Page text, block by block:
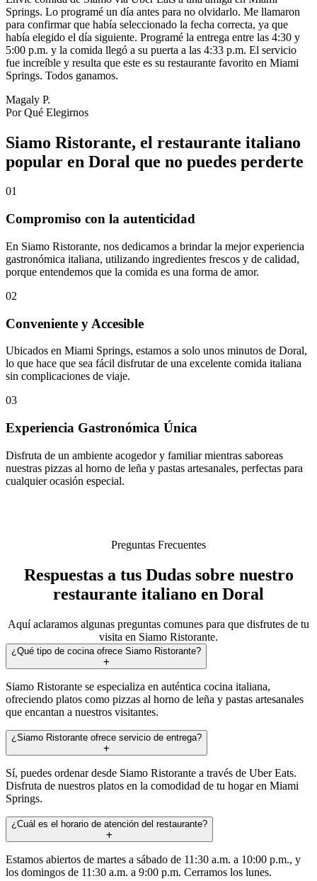
Springs. Lo programé un día antes para no olvidarlo. Me llamaron
para confirmar que había seleccionado la fecha correcta, ya que
había elegido el día siguiente. Programé la entrega entre las 4:30 y
5:00 p.m. y la comida llegó a su puerta a las 4:33 p.m. El servicio
fue increíble y resulta que este es su restaurante favorito en Miami
Springs. Todos ganamos.
Magaly P.
Por Qué Elegirnos
Siamo Ristorante, el restaurante italiano
popular en Doral que no puedes perderte
01
Compromiso con la autenticidad
En Siamo Ristorante, nos dedicamos a brindar la mejor experiencia
gastronómica italiana, utilizando ingredientes frescos y de calidad,
porque entendemos que la comida es una forma de amor.
02
Conveniente y Accesible
Ubicados en Miami Springs, estamos a solo unos minutos de Doral,
lo que hace que sea fácil disfrutar de una excelente comida italiana
sin complicaciones de viaje.
03
Experiencia Gastronómica Única
Disfruta de un ambiente acogedor y familiar mientras saboreas
nuestras pizzas al horno de leña y pastas artesanales, perfectas para
cualquier ocasión especial.
Preguntas Frecuentes
Respuestas a tus Dudas sobre nuestro
restaurante italiano en Doral
Aquí aclaramos algunas preguntas comunes para que disfrutes de tu
visita en Siamo Ristorante.
¿Qué tipo de cocina ofrece Siamo Ristorante?
Siamo Ristorante se especializa en auténtica cocina italiana,
ofreciendo platos como pizzas al horno de leña y pastas artesanales
que encantan a nuestros visitantes.
¿Siamo Ristorante ofrece servicio de entrega?
Sí, puedes ordenar desde Siamo Ristorante a través de Uber Eats.
Disfruta de nuestros platos en la comodidad de tu hogar en Miami
Springs.
¿Cuál es el horario de atención del restaurante?
Estamos abiertos de martes a sábado de 11:30 a.m. a 10:00 p.m., y
los domingos de 11:30 a.m. a 9:00 p.m. Cerramos los lunes.